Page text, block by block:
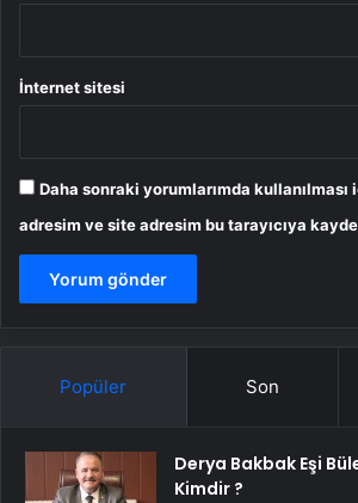
İnternet sitesi
Daha sonraki yorumlarımda kullanılması
adresim ve site adresim bu tarayıcıya
Popüler Son
Derya Bakbak Eşi
Kimdir ?